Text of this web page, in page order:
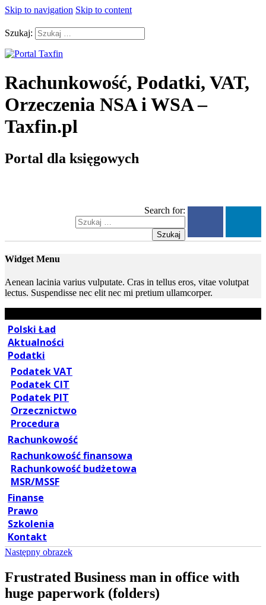
Skip to navigation Skip to content
Szukaj:
Rachunkowość, Podatki, VAT,
Orzeczenia NSA i WSA –
Taxfin.pl
Portal dla księgowych
Search for:
Szukaj
Widget Menu
Aenean lacinia varius vulputate. Cras in tellus eros, vitae volutpat
lectus. Suspendisse nec elit nec mi pretium ullamcorper.
Polski Ład
Aktualności
Podatki
Podatek VAT
Podatek CIT
Podatek PIT
Orzecznictwo
Procedura
Rachunkowość
Rachunkowość finansowa
Rachunkowość budżetowa
MSR/MSSF
Finanse
Prawo
Szkolenia
Kontakt
Następny obrazek
Frustrated Business man in office with
huge paperwork (folders)